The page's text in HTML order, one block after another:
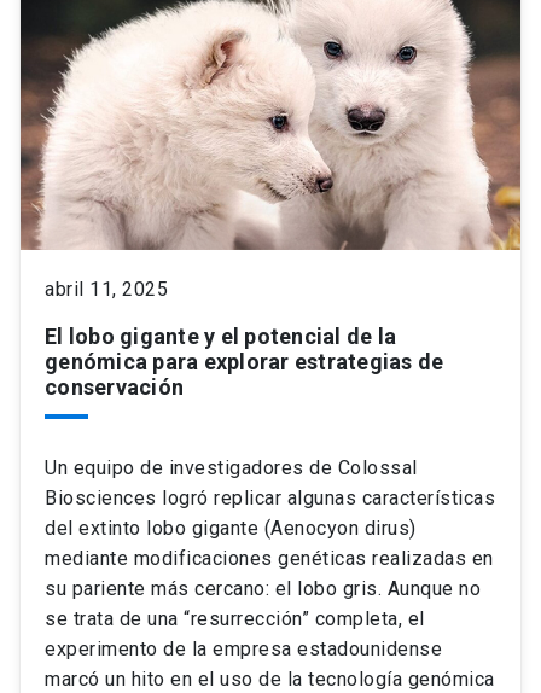
abril 11, 2025
El lobo gigante y el potencial de la
genómica para explorar estrategias de
conservación
Un equipo de investigadores de Colossal
Biosciences logró replicar algunas características
del extinto lobo gigante (Aenocyon dirus)
mediante modificaciones genéticas realizadas en
su pariente más cercano: el lobo gris. Aunque no
se trata de una “resurrección” completa, el
experimento de la empresa estadounidense
marcó un hito en el uso de la tecnología genómica